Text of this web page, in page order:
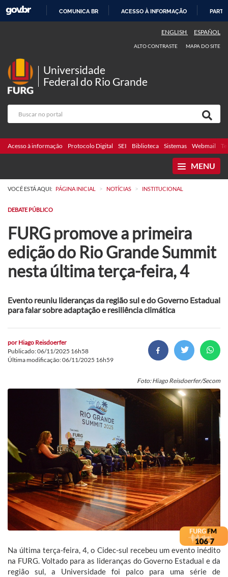
COMUNICA BR ACESSO À INFORMAÇÃO
ENGLISH ESPAÑOL
ALTO CONTRASTE MAPA DO SITE
Universidade
Federal do Rio Grande
Acesso à informação Protocolo Digital SEI Biblioteca Sistemas Webmail
MENU
VOCÊ ESTÁ AQUI: PÁGINA INICIAL > NOTÍCIAS > INSTITUCIONAL
DEBATE PÚBLICO
FURG promove a primeira
edição do Rio Grande Summit
nesta última terça-feira, 4
Evento reuniu lideranças da região sul e do Governo Estadual
para falar sobre adaptação e resiliência climática
por Hiago Reisdoerfer
Publicado: 06/11/2025 16h58
Última modificação: 06/11/2025 16h59
Foto: Hiago Reisdoerfer/Secom
Na última terça-feira, 4, o Cidec-sul recebeu um evento inédito
na FURG. Voltado para as lideranças do Governo Estadual e da
região sul, a Universidade foi palco para uma série de